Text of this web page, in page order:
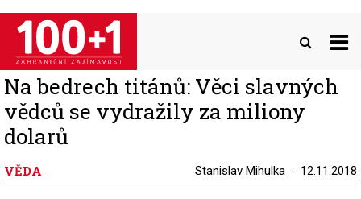
Přejít
hlavnímu
obsahu
Na bedrech titánů: Věci slavných
vědců se vydražily za miliony
dolarů
VĚDA Stanislav Mihulka 12.11.2018